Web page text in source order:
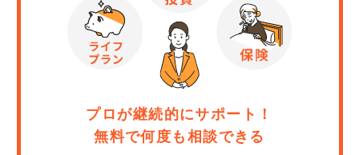
プロが継続的にサポート！
無料で何度も相談できる